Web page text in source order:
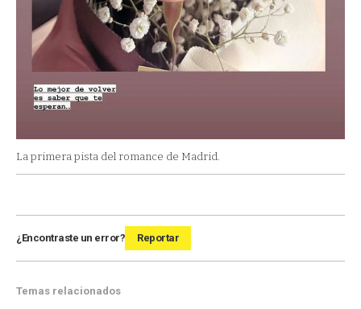
La primera pista del romance de Madrid.
¿Encontraste un error? Reportar
Temas relacionados